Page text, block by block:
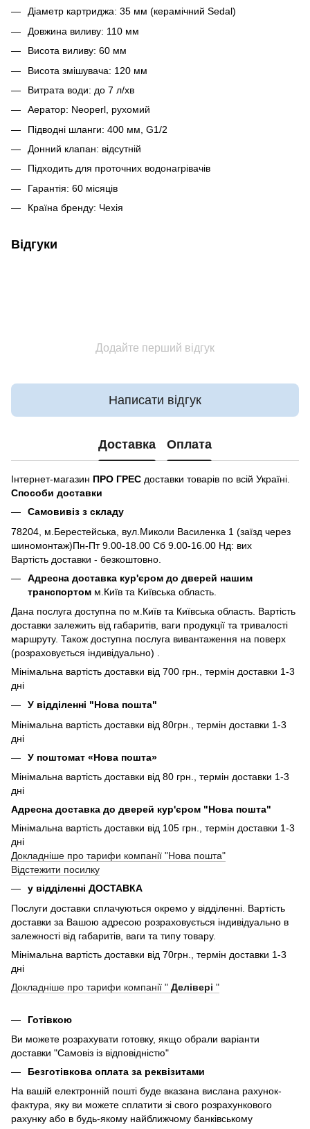
Діаметр картриджа: 35 мм (керамічний Sedal)
Довжина виливу: 110 мм
Висота виливу: 60 мм
Висота змішувача: 120 мм
Витрата води: до 7 л/хв
Аератор: Neoperl, рухомий
Підводні шланги: 400 мм, G1/2
Донний клапан: відсутній
Підходить для проточних водонагрівачів
Гарантія: 60 місяців
Країна бренду: Чехія
Відгуки
Додайте перший відгук
Написати відгук
Доставка Оплата
Інтернет-магазин ПРО ГРЕС доставки товарів по всій Україні.
Способи доставки
Самовивіз з складу
78204, м.Берестейська, вул.Миколи Василенка 1 (заїзд через
шиномонтаж)Пн-Пт 9.00-18.00 Сб 9.00-16.00 Нд: вих
Вартість доставки - безкоштовно.
Адресна доставка кур'єром до дверей нашим
транспортом м.Київ та Київська область.
Дана послуга доступна по м.Київ та Київська область. Вартість
доставки залежить від габаритів, ваги продукції та тривалості
маршруту. Також доступна послуга вивантаження на поверх
(розраховується індивідуально) .
Мінімальна вартість доставки від 700 грн., термін доставки 1-3
дні
У відділенні "Нова пошта"
Мінімальна вартість доставки від 80грн., термін доставки 1-3
дні
У поштомат «Нова пошта»
Мінімальна вартість доставки від 80 грн., термін доставки 1-3
дні
Адресна доставка до дверей кур'єром "Нова пошта"
Мінімальна вартість доставки від 105 грн., термін доставки 1-3
дні
Докладніше про тарифи компанії "Нова пошта"
Відстежити посилку
у відділенні ДОСТАВКА
Послуги доставки сплачуються окремо у відділенні. Вартість
доставки за Вашою адресою розраховується індивідуально в
залежності від габаритів, ваги та типу товару.
Мінімальна вартість доставки від 70грн., термін доставки 1-3
дні
Докладніше про тарифи компанії " Делівері "
Готівкою
Ви можете розрахувати готовку, якщо обрали варіанти
доставки "Самовіз із відповідністю"
Безготівкова оплата за реквізитами
На вашій електронній пошті буде вказана вислана рахунок-
фактура, яку ви можете сплатити зі свого розрахункового
рахунку або в будь-якому найближчому банківському